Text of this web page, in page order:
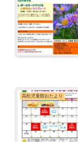
高松児童館おたより